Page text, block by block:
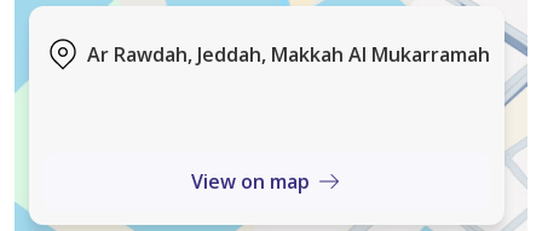
Ar Rawdah, Jeddah, Makkah Al Mukarramah
View on map